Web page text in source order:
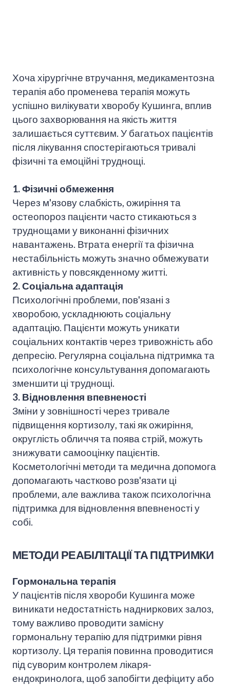
Хоча хірургічне втручання, медикаментозна
терапія або променева терапія можуть
успішно вилікувати хворобу Кушинга, вплив
цього захворювання на якість життя
залишається суттєвим. У багатьох пацієнтів
після лікування спостерігаються тривалі
фізичні та емоційні труднощі.
1. Фізичні обмеження
Через м'язову слабкість, ожиріння та
остеопороз пацієнти часто стикаються з
труднощами у виконанні фізичних
навантажень. Втрата енергії та фізична
нестабільність можуть значно обмежувати
активність у повсякденному житті.
2. Соціальна адаптація
Психологічні проблеми, пов'язані з
хворобою, ускладнюють соціальну
адаптацію. Пацієнти можуть уникати
соціальних контактів через тривожність або
депресію. Регулярна соціальна підтримка та
психологічне консультування допомагають
зменшити ці труднощі.
3. Відновлення впевненості
Зміни у зовнішності через тривале
підвищення кортизолу, такі як ожиріння,
округлість обличчя та поява стрій, можуть
знижувати самооцінку пацієнтів.
Косметологічні методи та медична допомога
допомагають частково розв'язати ці
проблеми, але важлива також психологічна
підтримка для відновлення впевненості у
собі.
МЕТОДИ РЕАБІЛІТАЦІЇ ТА ПІДТРИМКИ
Гормональна терапія
У пацієнтів після хвороби Кушинга може
виникати недостатність надниркових залоз,
тому важливо проводити замісну
гормональну терапію для підтримки рівня
кортизолу. Ця терапія повинна проводитися
під суворим контролем лікаря-
ендокринолога, щоб запобігти дефіциту або